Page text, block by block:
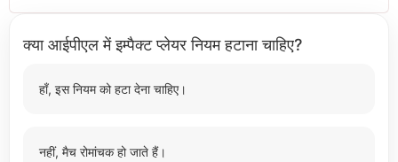
क्या आईपीएल में इम्पैक्ट प्लेयर नियम हटाना चाहिए?
हाँ, इस नियम को हटा देना चाहिए।
नहीं, मैच रोमांचक हो जाते हैं।